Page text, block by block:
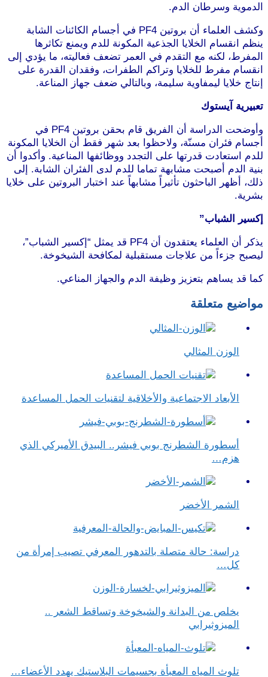
الدموية وسرطان الدم.
وكشف العلماء أن بروتين PF4 في أجسام الكائنات الشابة
ينظم انقسام الخلايا الجذعية المكونة للدم ويمنع تكاثرها
المفرط، لكنه مع التقدم في العمر تضعف فعاليته، ما يؤدي إلى
انقسام مفرط للخلايا وتراكم الطفرات، وفقدان القدرة على
إنتاج خلايا ليمفاوية سليمة، وبالتالي ضعف جهاز المناعة.
تعبيرية آيستوك
وأوضحت الدراسة أن الفريق قام بحقن بروتين PF4 في
أجسام فئران مسنّة، ولاحظوا بعد شهر فقط أن الخلايا المكونة
للدم استعادت قدرتها على التجدد ووظائفها المناعية. وأكدوا أن
بنية الدم أصبحت مشابهة تماما للدم لدى الفئران الشابة. إلى
ذلك، أظهر الباحثون تأثيراً مشابهاً عند اختبار البروتين على خلايا
بشرية.
إكسير الشباب”
يذكر أن العلماء يعتقدون أن PF4 قد يمثل “إكسير الشباب”،
ليصبح جزءاً من علاجات مستقبلية لمكافحة الشيخوخة.
كما قد يساهم بتعزيز وظيفة الدم والجهاز المناعي.
مواضيع متعلقة
الوزن المثالي
الأبعاد الاجتماعية والأخلاقية لتقنيات الحمل المساعدة
أسطورة الشطرنج بوبي فيشر.. البيدق الأميركي الذي
هزم…
الشمر الأخضر
دراسة: حالة متصلة بالتدهور المعرفي تصيب إمرأة من
كل…
يخلص من البدانة والشيخوخة وتساقط الشعر ..
الميزوثيرابي
تلوث المياه المعبأة بجسيمات البلاستيك يهدد الأعضاء…